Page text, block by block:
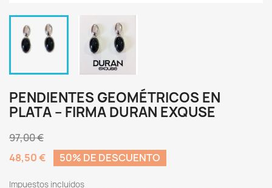
PENDIENTES GEOMÉTRICOS EN
PLATA – FIRMA DURAN EXQUSE
97,00 €
48,50 €
50% DE DESCUENTO
Impuestos incluidos